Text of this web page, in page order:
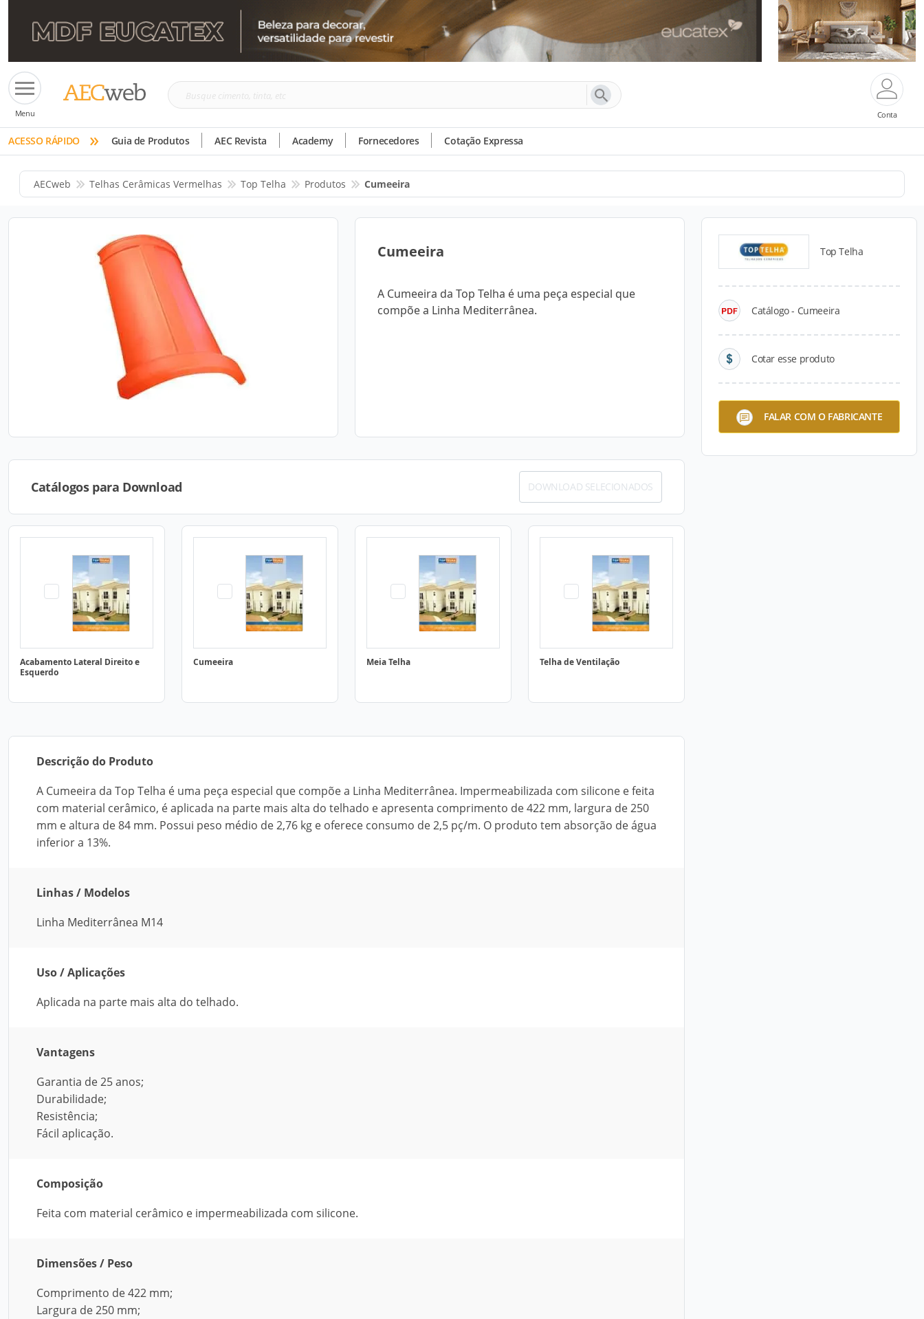
Menu
Busque
tinta,
etc
Conta
ACESSO RÁPIDO » Guia de Produtos AEC Revista Academy Fornecedores Cotação Expressa
AECweb Telhas Cerâmicas Vermelhas Top Telha Produtos Cumeeira
Cumeeira
A Cumeeira da Top Telha é uma peça especial que
compõe a Linha Mediterrânea.
Top Telha
Catálogo - Cumeeira
Cotar esse produto
FALAR COM O FABRICANTE
Catálogos para Download DOWNLOAD SELECIONADOS
Acabamento Lateral Direito e
Esquerdo
Cumeeira Meia Telha Telha de Ventilação
Descrição do Produto
A Cumeeira da Top Telha é uma peça especial que compõe a Linha Mediterrânea. Impermeabilizada com silicone e feita
com material cerâmico, é aplicada na parte mais alta do telhado e apresenta comprimento de 422 mm, largura de 250
mm e altura de 84 mm. Possui peso médio de 2,76 kg e oferece consumo de 2,5 pç/m. O produto tem absorção de água
inferior a 13%.
Linhas / Modelos
Linha Mediterrânea M14
Uso / Aplicações
Aplicada na parte mais alta do telhado.
Vantagens
Garantia de 25 anos;
Durabilidade;
Resistência;
Fácil aplicação.
Composição
Feita com material cerâmico e impermeabilizada com silicone.
Dimensões / Peso
Comprimento de 422 mm;
Largura de 250 mm;